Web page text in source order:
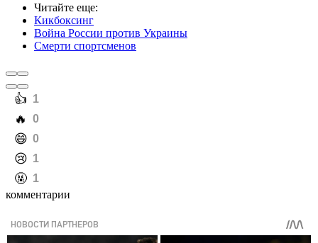
Читайте еще:
Кикбоксинг
Война России против Украины
Смерти спортсменов
️👍 1
️🔥 0
️😄 0
️😢 1
️🤬 1
комментарии